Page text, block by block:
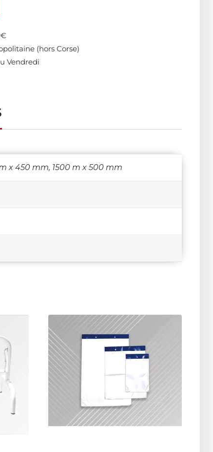
(hors Corse)
Vendredi
x 450 mm, 1500 m x 500 mm